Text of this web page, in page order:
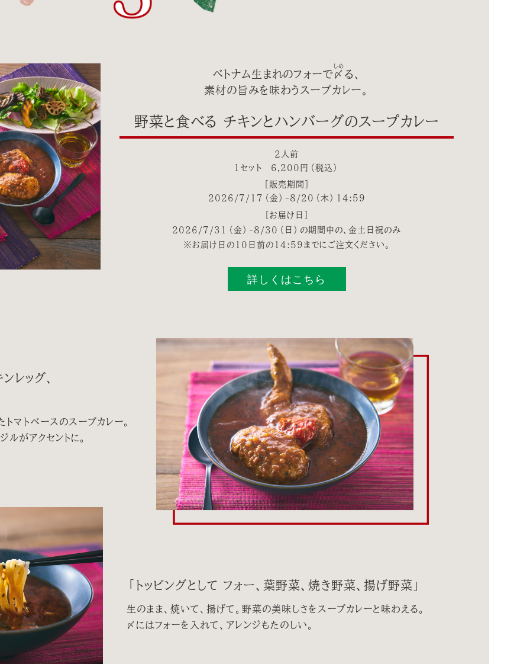
ベトナム生まれのフォーで〆
しめ
る、
素材の旨みを味わうスープカレー。
野菜と食べる チキンとハンバーグのスープカレー
2人前
1セット 6,200円（税込）
［販売期間］
2026/7/17（金）-8/20（木）14:59
［お届け日］
2026/7/31（金）-8/30（日）の期間中の、金土日祝のみ
※お届け日の10日前の14:59までにご注文ください。
詳しくはこちら
レッグ、
マトベースのスープカレー。
ルがアクセントに。
「トッピングとして フォー、葉野菜、焼き野菜、揚げ野菜」
生のまま、焼いて、揚げて。野菜の美味しさをスープカレーと味わえる。
〆にはフォーを入れて、アレンジもたのしい。